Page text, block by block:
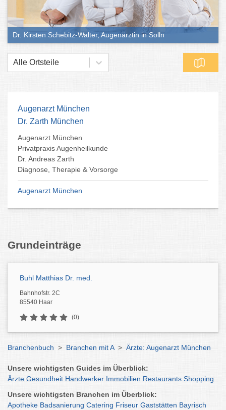
Dr. Kirsten Schebitz-Walter, Augenärztin in Solln
Alle Ortsteile
Augenarzt München
Dr. Zarth München
Augenarzt München
Privatpraxis Augenheilkunde
Dr. Andreas Zarth
Diagnose, Therapie & Vorsorge
Augenarzt München
Grundeinträge
Buhl Matthias Dr. med.
Bahnhofstr. 2C
85540 Haar
(0)
Branchenbuch > Branchen mit A > Ärzte: Augenarzt München
Unsere wichtigsten Guides im Überblick:
Ärzte Gesundheit Handwerker Immobilien Restaurants Shopping
Unsere wichtigsten Branchen im Überblick:
Apotheke Badsanierung Catering Friseur Gaststätten Bayrisch